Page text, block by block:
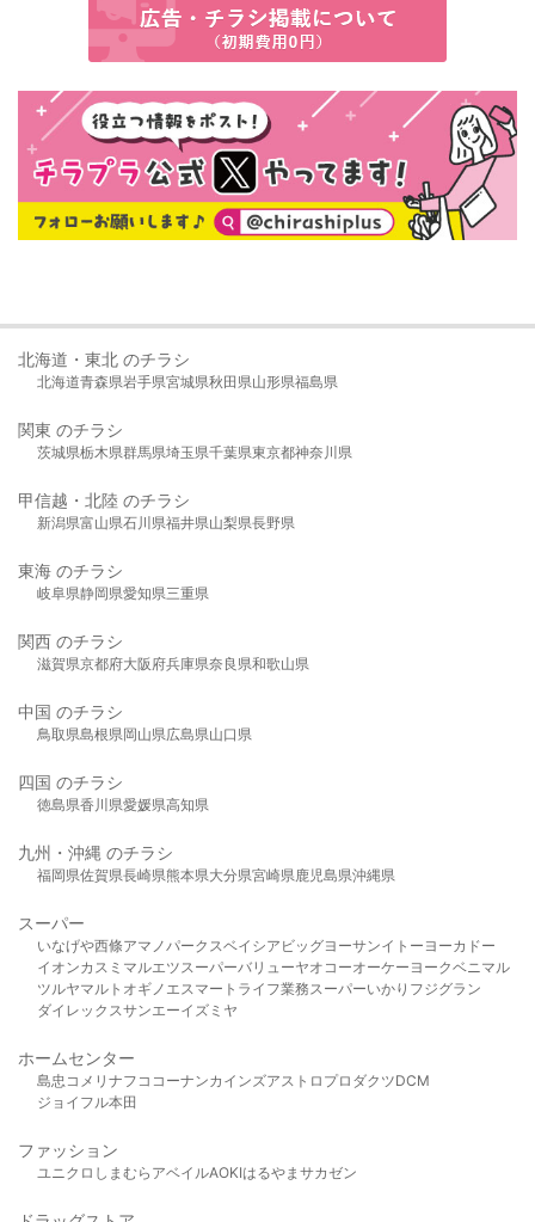
北海道・東北 のチラシ
北海道青森県岩手県宮城県秋田県山形県福島県
関東 のチラシ
茨城県栃木県群馬県埼玉県千葉県東京都神奈川県
甲信越・北陸 のチラシ
新潟県富山県石川県福井県山梨県長野県
東海 のチラシ
岐阜県静岡県愛知県三重県
関西 のチラシ
滋賀県京都府大阪府兵庫県奈良県和歌山県
中国 のチラシ
鳥取県島根県岡山県広島県山口県
四国 のチラシ
徳島県香川県愛媛県高知県
九州・沖縄 のチラシ
福岡県佐賀県長崎県熊本県大分県宮崎県鹿児島県沖縄県
スーパー
いなげや西條アマノパークスベイシア ビッグヨーサンイトーヨーカドー
イオンカスミ マルエツスーパーバリューヤオコーオーケー ヨークベニマル
ツルヤマルト オギノ エスマート ライフ業務スーパーいかり フジグラン
ダイレックスサンエーイズミヤ
ホームセンター
島忠 コメリ ナフコ コーナンカインズアストロプロダクツDCM
ジョイフル本田
ファッション
ユニクロ しまむら アベイルAOKIはるやま サカゼン